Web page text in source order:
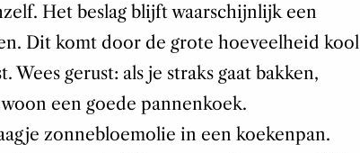
Het beslag blijft waarschijnlijk een
Dit komt door de grote hoeveelheid kool
Wees gerust: als je straks gaat bakken,
een goede pannenkoek.
zonnebloemolie in een koekenpan.